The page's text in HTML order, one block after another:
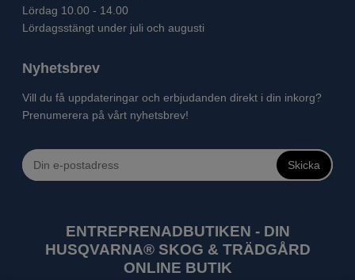
Lördag 10.00 - 14.00
Lördagsstängt under juli och augusti
Nyhetsbrev
Vill du få uppdateringar och erbjudanden direkt i din inkorg?
Prenumerera på vårt nyhetsbrev!
Skicka
ENTREPRENADBUTIKEN - DIN
HUSQVARNA® SKOG & TRÄDGÅRD
ONLINE BUTIK